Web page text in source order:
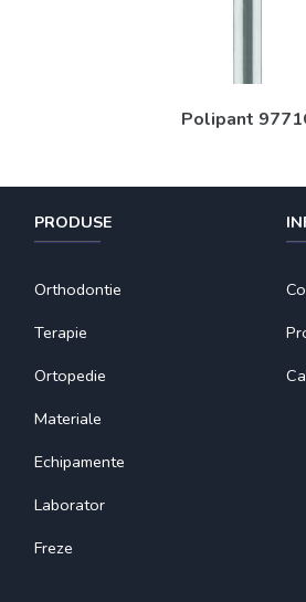
Polipant
PRODUSE
Orthodontie
Terapie
Ortopedie
Materiale
Echipamente
Laborator
Freze